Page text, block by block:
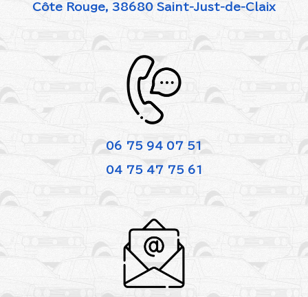
Côte Rouge, 38680 Saint-Just-de-Claix
06 75 94 07 51
04 75 47 75 61